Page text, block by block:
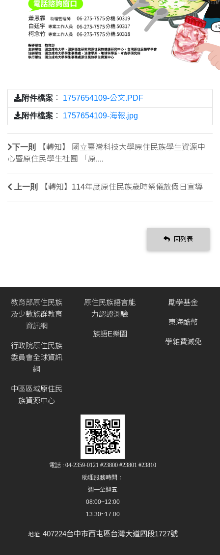
附件檔案 ： 1757654109-公文.PDF
附件檔案 ： 1757654109-海報.jpg
下一則
【轉知】 國立臺灣科技大學原住民族學生資源中
心暨原住民學生社團 「原....
上一則 【轉知】114年度原住民族歲時祭儀放假日宣導
回列表
教育部原住民族
及少數族群教育
資訊網
行政院原住民族
委員會全球資訊
網
中區區域原住民
族資源中心
原住民族語言能
力認證測驗
族語E樂園
勵學基金
東海酷幣
學雜費減免
電話 : 04-2359-0121 #23800 #23801 #23810
助理服務時間：
週一至週五
08:00~12:00
13:30~17:00
地址 407224台中市西屯區台灣大道四段1727號